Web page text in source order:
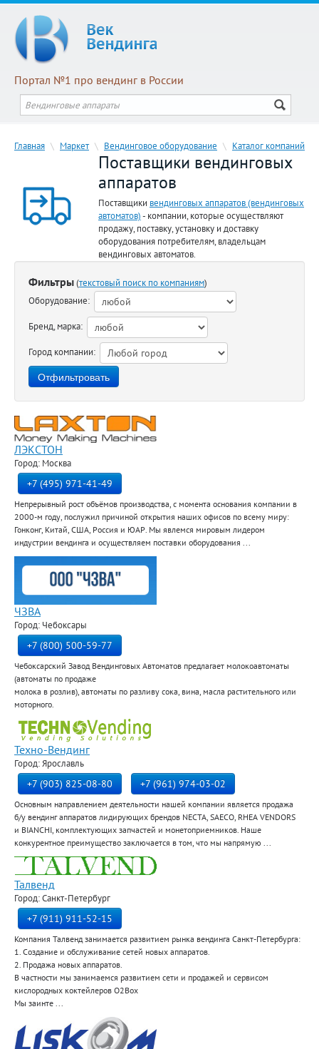
Портал №1 про вендинг в России
Главная \ Маркет \ Вендинговое оборудование \ Каталог компаний
Поставщики вендинговых
аппаратов
Поставщики вендинговых аппаратов (вендинговых
автоматов)- компании, которые осуществляют
продажу, поставку, установку и доставку
оборудования потребителям, владельцам
вендинговых автоматов.
Фильтры(текстовый поиск по компаниям)
Оборудование:
Бренд, марка:
Город компании:
ЛЭКСТОН
Город: Москва
+7 (495) 971-41-49
Непрерывный рост объёмов производства, с момента основания компании в
2000-м году, послужил причиной открытия наших офисов по всему миру:
Гонконг, Китай, США, Россия и ЮАР. Мы явлемся мировым лидером
индустрии вендинга и осуществляем поставки оборудования ...
ЧЗВА
Город: Чебоксары
+7 (800) 500-59-77
Чебоксарский Завод Вендинговых Автоматов предлагает молокоавтоматы
(автоматы по продаже
молока в розлив), автоматы по разливу сока, вина, масла растительного или
моторного.
Техно-Вендинг
Город: Ярославль
+7 (903) 825-08-80
+7 (961) 974-03-02
Основным направлением деятельности нашей компании является продажа
б/у вендинг аппаратов лидирующих брендов NECTA, SAECO, RHEA VENDORS
и BIANCHI, комплектующих запчастей и монетоприемников. Наше
конкурентное преимущество заключается в том, что мы напрямую ...
Талвенд
Город: Санкт-Петербург
+7 (911) 911-52-15
Компания Талвенд занимается развитием рынка вендинга Санкт-Петербурга:
1. Создание и обслуживание сетей новых аппаратов.
2. Продажа новых аппаратов.
В частности мы занимаемся развитием сети и продажей и сервисом
кислородных коктейлеров O2Box
Мы заинте ...